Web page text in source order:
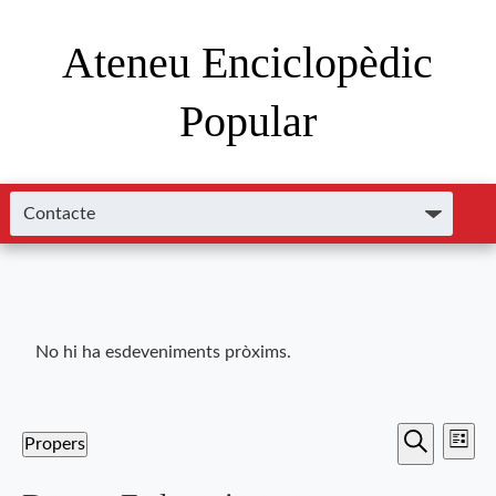
Ateneu Enciclopèdic
Popular
No hi ha esdeveniments pròxims.
Cerca de
Llista
Propers